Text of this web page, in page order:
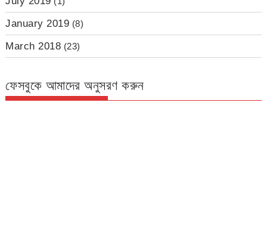
January 2019 (8)
March 2018 (23)
ফেসবুকে আমাদের অনুসরণ করুন